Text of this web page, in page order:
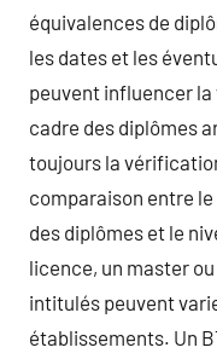
équivalences de
les dates et les
peuvent influencer
cadre des diplômes
toujours la
comparaison entre
des diplômes et le
licence, un master
intitulés peuvent
établissements. Un